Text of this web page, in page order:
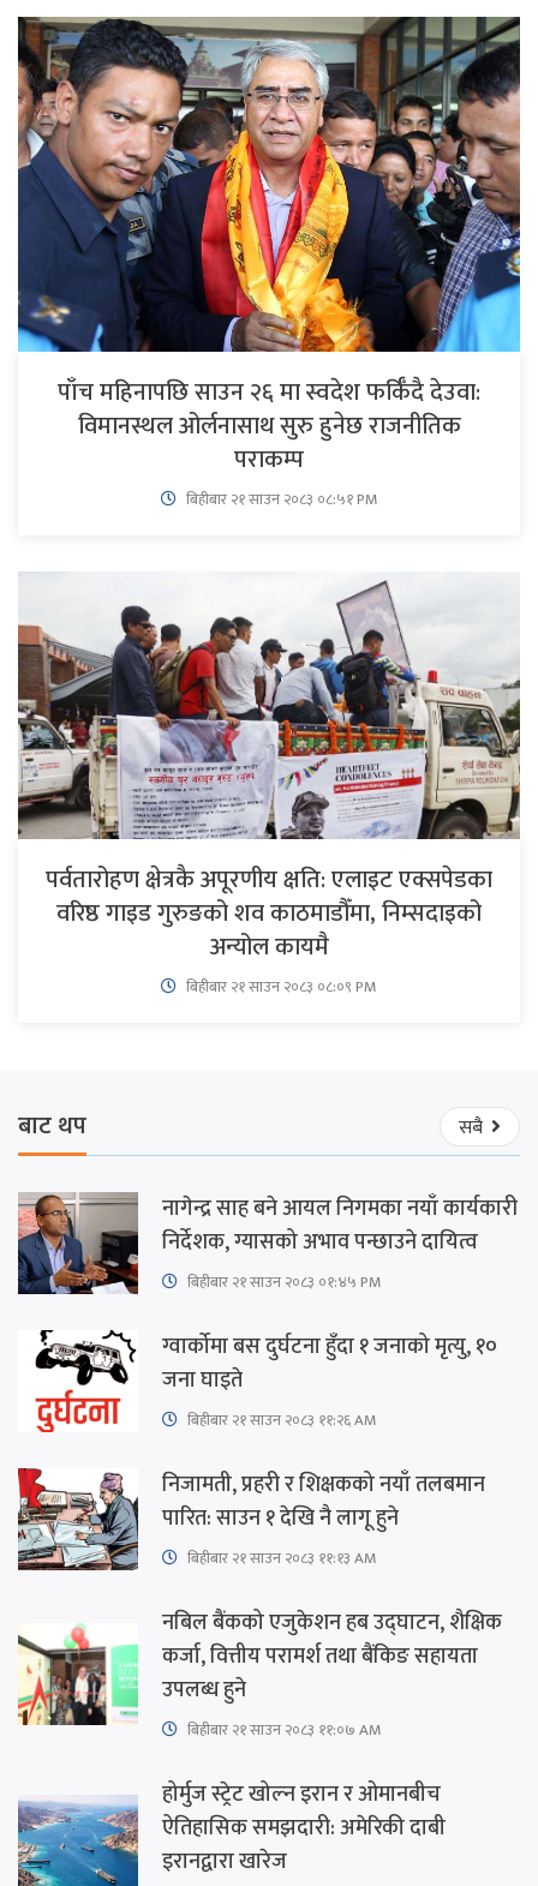
पाँच महिनापछि साउन २६ मा स्वदेश फर्किँदै देउवा:
विमानस्थल ओर्लनासाथ सुरु हुनेछ राजनीतिक
पराकम्प
बिहीबार २१ साउन २०८३ ०८:५१ PM
पर्वतारोहण क्षेत्रकै अपूरणीय क्षति: एलाइट एक्सपेडका
वरिष्ठ गाइड गुरुङको शव काठमाडौँमा, निम्सदाइको
अन्योल कायमै
बिहीबार २१ साउन २०८३ ०८:०९ PM
बाट थप सबै
नागेन्द्र साह बने आयल निगमका नयाँ कार्यकारी
निर्देशक, ग्यासको अभाव पन्छाउने दायित्व
बिहीबार २१ साउन २०८३ ०१:४५ PM
ग्वार्कोमा बस दुर्घटना हुँदा १ जनाको मृत्यु, १०
जना घाइते
बिहीबार २१ साउन २०८३ ११:२६ AM
निजामती, प्रहरी र शिक्षकको नयाँ तलबमान
पारित: साउन १ देखि नै लागू हुने
बिहीबार २१ साउन २०८३ ११:१३ AM
नबिल बैंकको एजुकेशन हब उद्घाटन, शैक्षिक
कर्जा, वित्तीय परामर्श तथा बैंकिङ सहायता
उपलब्ध हुने
बिहीबार २१ साउन २०८३ ११:०७ AM
होर्मुज स्ट्रेट खोल्न इरान र ओमानबीच
ऐतिहासिक समझदारी: अमेरिकी दाबी
इरानद्वारा खारेज